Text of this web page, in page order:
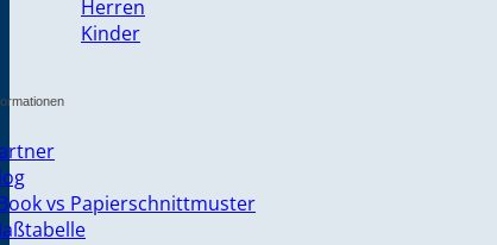
Herren
Kinder
vs Papierschnittmuster